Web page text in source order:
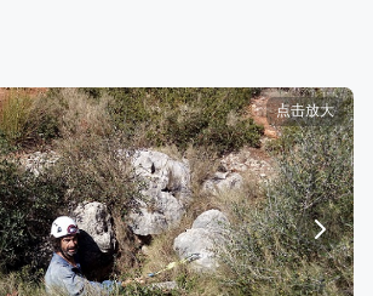
点击放大